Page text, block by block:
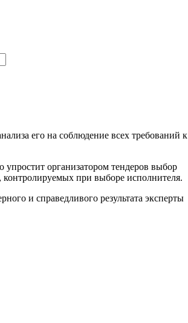
его на соблюдение всех требований к
упростит организатором тендеров выбор
контролируемых при выборе исполнителя.
и справедливого результата эксперты